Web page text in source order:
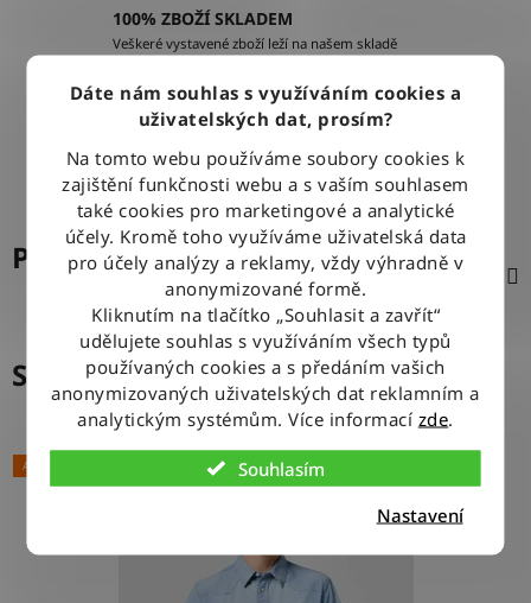
Dáte nám souhlas s využíváním cookies a
uživatelských dat, prosím?
Na tomto webu používáme soubory cookies k
zajištění funkčnosti webu a s vaším souhlasem
také cookies pro marketingové a analytické
účely. Kromě toho využíváme uživatelská data
pro účely analýzy a reklamy, vždy výhradně v
anonymizované formě.
Kliknutím na tlačítko „Souhlasit a zavřít“
udělujete souhlas s využíváním všech typů
používaných cookies a s předáním vašich
anonymizovaných uživatelských dat reklamním a
analytickým systémům. Více informací zde.
Souhlasím
Nastavení
100% ZBOŽÍ SKLADEM
Veškeré vystavené zboží leží na našem skladě
VÝMĚNA ZBOŽÍ ZDARMA
doručení
Popis
Související produkty
AKCE